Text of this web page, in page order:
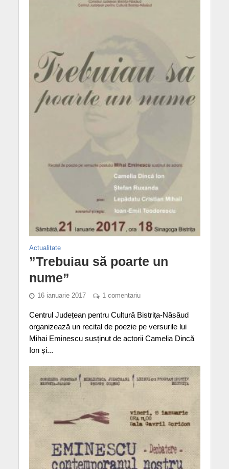
Actualitate
”Trebuiau să poarte un
nume”
16 ianuarie 2017 1 comentariu
Centrul Județean pentru Cultură Bistrița-Năsăud
organizează un recital de poezie pe versurile lui
Mihai Eminescu susținut de actorii Camelia Dincă
Ion și...